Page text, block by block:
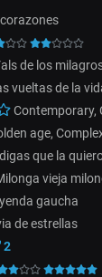
de los
vueltas de la
Contemporary,
age,
que la
vieja
gaucha
de estrellas
2